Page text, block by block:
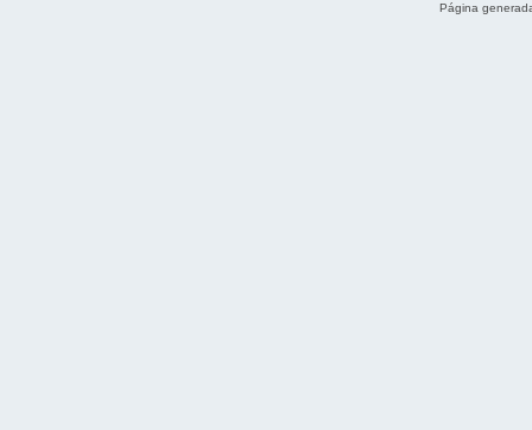
Página